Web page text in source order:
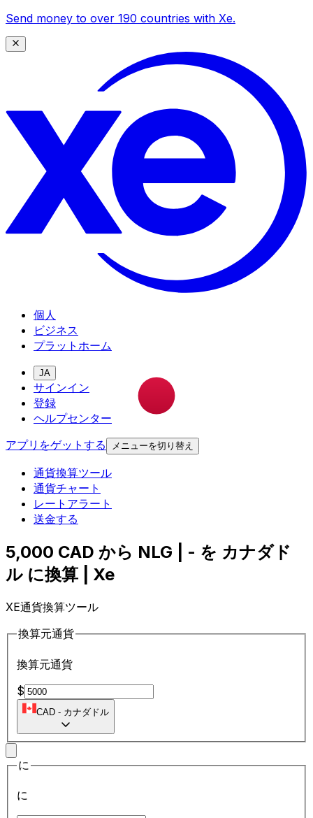
Send money to over 190 countries with Xe.
個人
ビジネス
プラットホーム
JA
サインイン
登録
ヘルプセンター
アプリをゲットする
メニューを切り替え
通貨換算ツール
通貨チャート
レートアラート
送金する
5,000 CAD から NLG | - を カナダド
ル に換算 | Xe
XE通貨換算ツール
換算元通貨
換算元通貨
$
CAD - カナダドル
に
に